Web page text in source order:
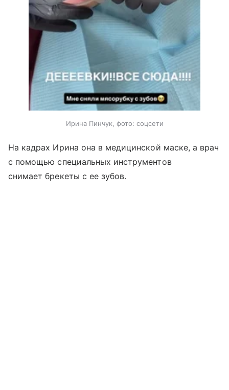
Ирина Пинчук, фото: соцсети
На кадрах Ирина она в медицинской маске, а врач
с помощью специальных инструментов
снимает брекеты с ее зубов.